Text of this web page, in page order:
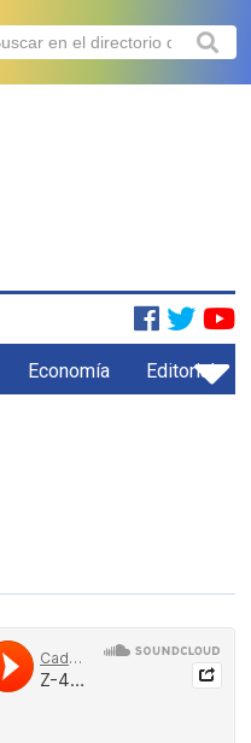
Economía Editorial